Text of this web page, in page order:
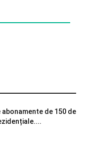
de 150 de